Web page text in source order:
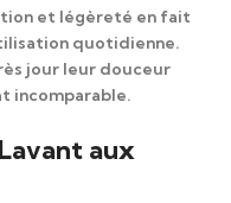
et légèreté en fait
quotidienne.
jour leur douceur
incomparable.
aux